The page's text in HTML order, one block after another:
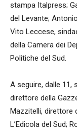
stampa Italpress;
del Levante;
Vito Leccese,
della Camera dei
Politiche del Sud.
A seguire, dalle
direttore della
Mazzitelli, direttore
L’Edicola del Sud;